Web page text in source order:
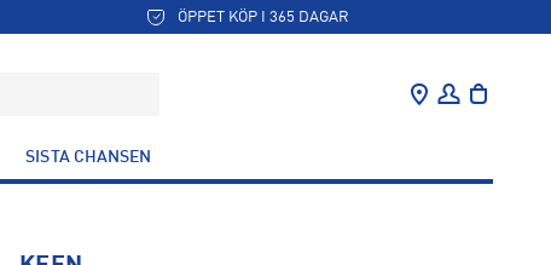
ÖPPET KÖP I 365 DAGAR
SISTA CHANSEN